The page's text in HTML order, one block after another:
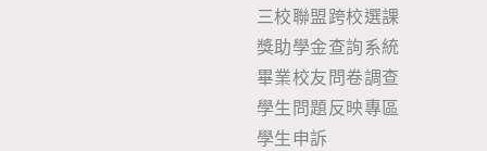
三校聯盟跨校選課
獎助學金查詢系統
畢業校友問卷調查
學生問題反映專區
學生申訴